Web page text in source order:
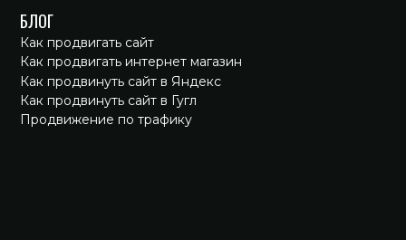
БЛОГ
Как продвигать сайт
Как продвигать интернет магазин
Как продвинуть сайт в Яндекс
Как продвинуть сайт в Гугл
Продвижение по трафику